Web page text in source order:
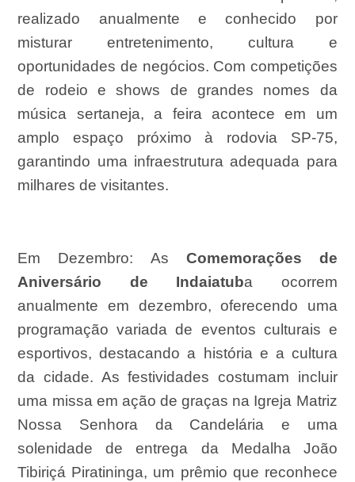
realizado anualmente e conhecido por
misturar entretenimento, cultura e
oportunidades de negócios. Com competições
de rodeio e shows de grandes nomes da
música sertaneja, a feira acontece em um
amplo espaço próximo à rodovia SP-75,
garantindo uma infraestrutura adequada para
milhares de visitantes.
Em Dezembro: As Comemorações de
Aniversário de Indaiatuba ocorrem
anualmente em dezembro, oferecendo uma
programação variada de eventos culturais e
esportivos, destacando a história e a cultura
da cidade. As festividades costumam incluir
uma missa em ação de graças na Igreja Matriz
Nossa Senhora da Candelária e uma
solenidade de entrega da Medalha João
Tibiriçá Piratininga, um prêmio que reconhece